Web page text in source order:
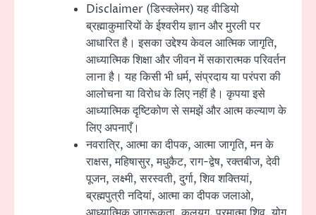
Disclaimer (डिस्क्लेमर) यह वीडियो
ब्रह्माकुमारियों के ईश्वरीय ज्ञान और मुरली पर
आधारित है। इसका उद्देश्य केवल आत्मिक जागृति,
आध्यात्मिक शिक्षा और जीवन में सकारात्मक परिवर्तन
लाना है। यह किसी भी धर्म, संप्रदाय या परंपरा की
आलोचना या विरोध के लिए नहीं है। कृपया इसे
आध्यात्मिक दृष्टिकोण से समझें और आत्म कल्याण के
लिए अपनाएँ।
नवरात्रि, आत्मा का दीपक, आत्मा जागृति, मन के
राक्षस, महिषासुर, मधुकैट, राग-द्वेष, रक्तबीज, देवी
पूजन, लक्ष्मी, सरस्वती, दुर्गा, शिव शक्तियां,
ब्रह्मपुत्री नदियां, आत्मा का दीपक जलाओ,